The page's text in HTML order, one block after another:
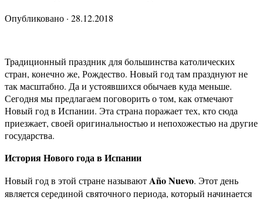
Опубликовано · 28.12.2018
Традиционный праздник для большинства католических
стран, конечно же, Рождество. Новый год там празднуют не
так масштабно. Да и устоявшихся обычаев куда меньше.
Сегодня мы предлагаем поговорить о том, как отмечают
Новый год в Испании. Эта страна поражает тех, кто сюда
приезжает, своей оригинальностью и непохожестью на другие
государства.
История Нового года в Испании
Новый год в этой стране называютAño Nuevo. Этот день
является серединой святочного периода, который начинается